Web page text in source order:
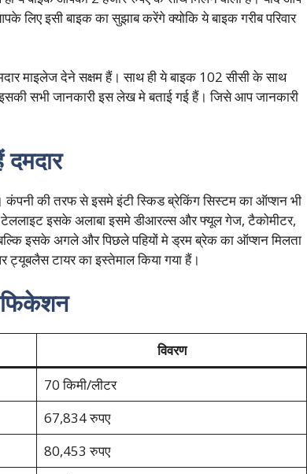
इसी बाइक का सुझाब करेंगे क्योकि ये बाइक गरीब परिवार
माइलेज देने सक्षम हैं। साथ ही ये बाइक 102 सीसी के साथ
सभी जानकारी इस लेख मे बताई गई हैं। जिसे आप जानकारी
कंपनी की तरफ से इसमे इंटी स्किड ब्रेकिंग सिस्टम का ऑप्शन भी
टेललाइट इसके अलाबा इसमे डीआरल्स और फ्यूल गेज, टैकोमीटर,
इसके अगले और पिछले पहियों मे ड्रम ब्रेक का ऑप्शन मिलता
टायर का इस्तेमाल किया गया हैं।
विवरण
70 किमी/लीटर
67,834 रुपए
80,453 रुपए